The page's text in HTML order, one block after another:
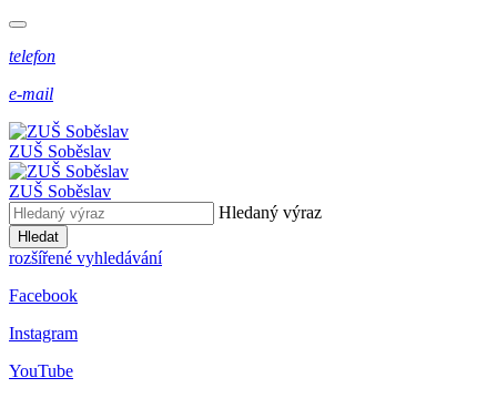
telefon
e-mail
ZUŠ Soběslav
ZUŠ Soběslav
Hledaný výraz
Hledat
rozšířené vyhledávání
Facebook
Instagram
YouTube